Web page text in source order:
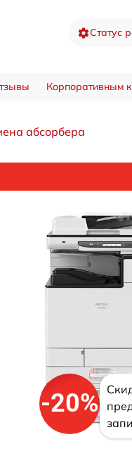
Статус
Корпоративным
абсорбера
-20%